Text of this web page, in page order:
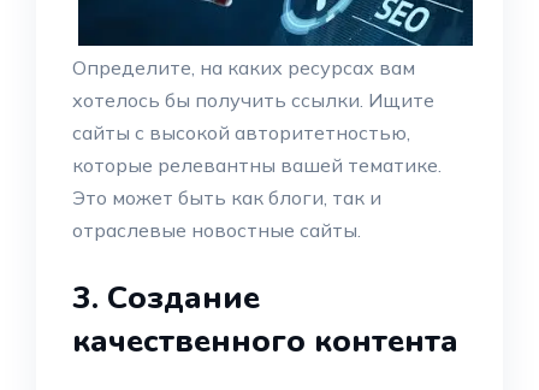
Определите, на каких ресурсах вам
хотелось бы получить ссылки. Ищите
сайты с высокой авторитетностью,
которые релевантны вашей тематике.
Это может быть как блоги, так и
отраслевые новостные сайты.
3. Создание
качественного контента